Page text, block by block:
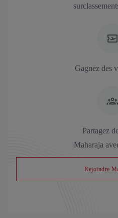
Gagnez des
Partagez
Maharaja
Rejoindre